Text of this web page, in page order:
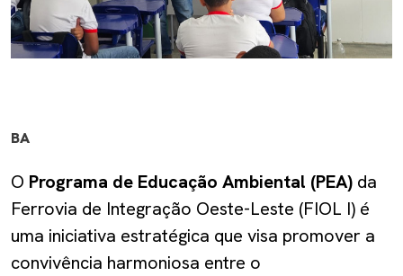
BA
O Programa de Educação Ambiental (PEA) da
Ferrovia de Integração Oeste-Leste (FIOL I) é
uma iniciativa estratégica que visa promover a
convivência harmoniosa entre o